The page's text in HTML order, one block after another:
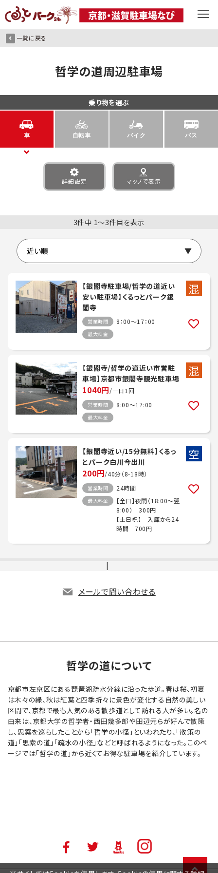
一覧に戻る
哲学の道周辺駐車場
乗り物を選ぶ
車 自転車 バイク バス
詳細設定 マップで表示
3件中 1〜3件目を表示
【銀閣寺駐車場/哲学の道近い
安い駐車場】くるっとパーク銀
閣寺
営業時間 8：00～17：00
最大料金
混
【銀閣寺/哲学の道近い市営駐
車場】京都市銀閣寺観光駐車場
1040円/一日1回
営業時間 8:00～17:00
最大料金
混
【銀閣寺近い/15分無料】くるっ
とパーク白川今出川
200円/40分（8-18時）
営業時間 24時間
最大料金
【全日】夜間（18:00～翌
8:00） 300円
【土日祝】 入庫から24
時間 700円
空
メールで問い合わせる
哲学の道について
京都市左京区にある琵琶湖疏水分線に沿った歩道。春は桜、初夏
は木々の緑、秋は紅葉と四季折々に景色が変化する自然の美しい
区間で、京都で最も人気のある散歩道として訪れる人が多い。名の
由来は、京都大学の哲学者・西田幾多郎や田辺元らが好んで散策
し、思案を巡らしたことから「哲学の小径」といわれたり、「散策の
道」「思索の道」「疏水の小径」などと呼ばれるようになった。このペ
ージでは「哲学の道」から近くてお得な駐車場を紹介しています。